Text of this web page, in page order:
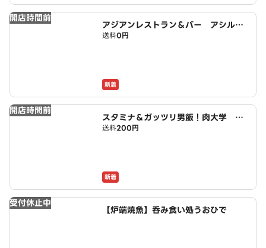
開店時間前
アジアンレストラン＆バー アシルバ
ド Asirbad 五反野店
送料0円
新着
開店時間前
スタミナ＆ガッツリ男飯！肉大学 扇
大橋店
送料200円
新着
受付休止中
【炉端焼魚】呑み食い処うおひで